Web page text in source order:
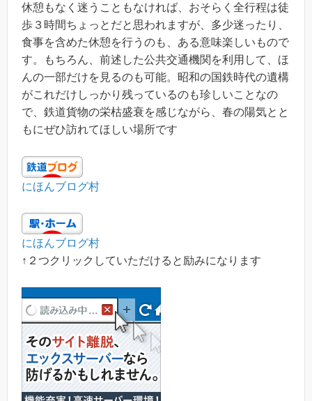
休憩もなく迷うこともなければ、おそらく全行程は徒
歩３時間ちょっとだと思われますが、多少迷ったり、
食事を含めた休憩を行うのも、ある意味楽しいもので
す。もちろん、前述した公共交通機関を利用して、ほ
んの一部だけを見るのも可能。昭和の国鉄時代の遺構
がこれだけしっかり残っているのも珍しいことなの
で、鉄道貨物の栄枯盛衰を感じながら、春の陽気とと
もにぜひ訪れてほしい場所です
にほんブログ村
にほんブログ村
↑２つクリックしていただけると励みになります